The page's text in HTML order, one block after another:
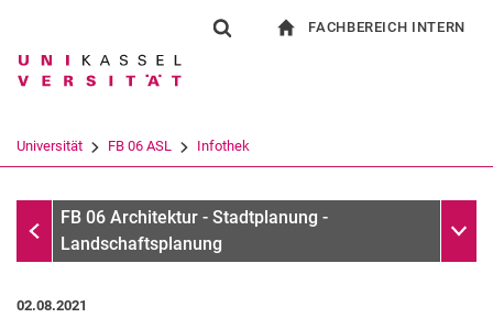
Springe direkt zu: Inhalt
Springe direkt zu: Suche
Springe direkt zu:
Suchbegriff
Suchen (öffnet externen Link in einem
FACHBEREICH INTERN
Universität FB 06 ASL Infothek
InfothekFB 06 Architektur - Stadtplanung -
Landschaftsplanung
02.08.2021